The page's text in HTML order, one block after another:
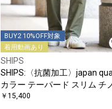
BUY2 10%OFF対象
着用動画あり
SHIPS
SHIPS:〈抗菌加工〉japan
カラー テーパード スリム チ
ンツ
￥15,400